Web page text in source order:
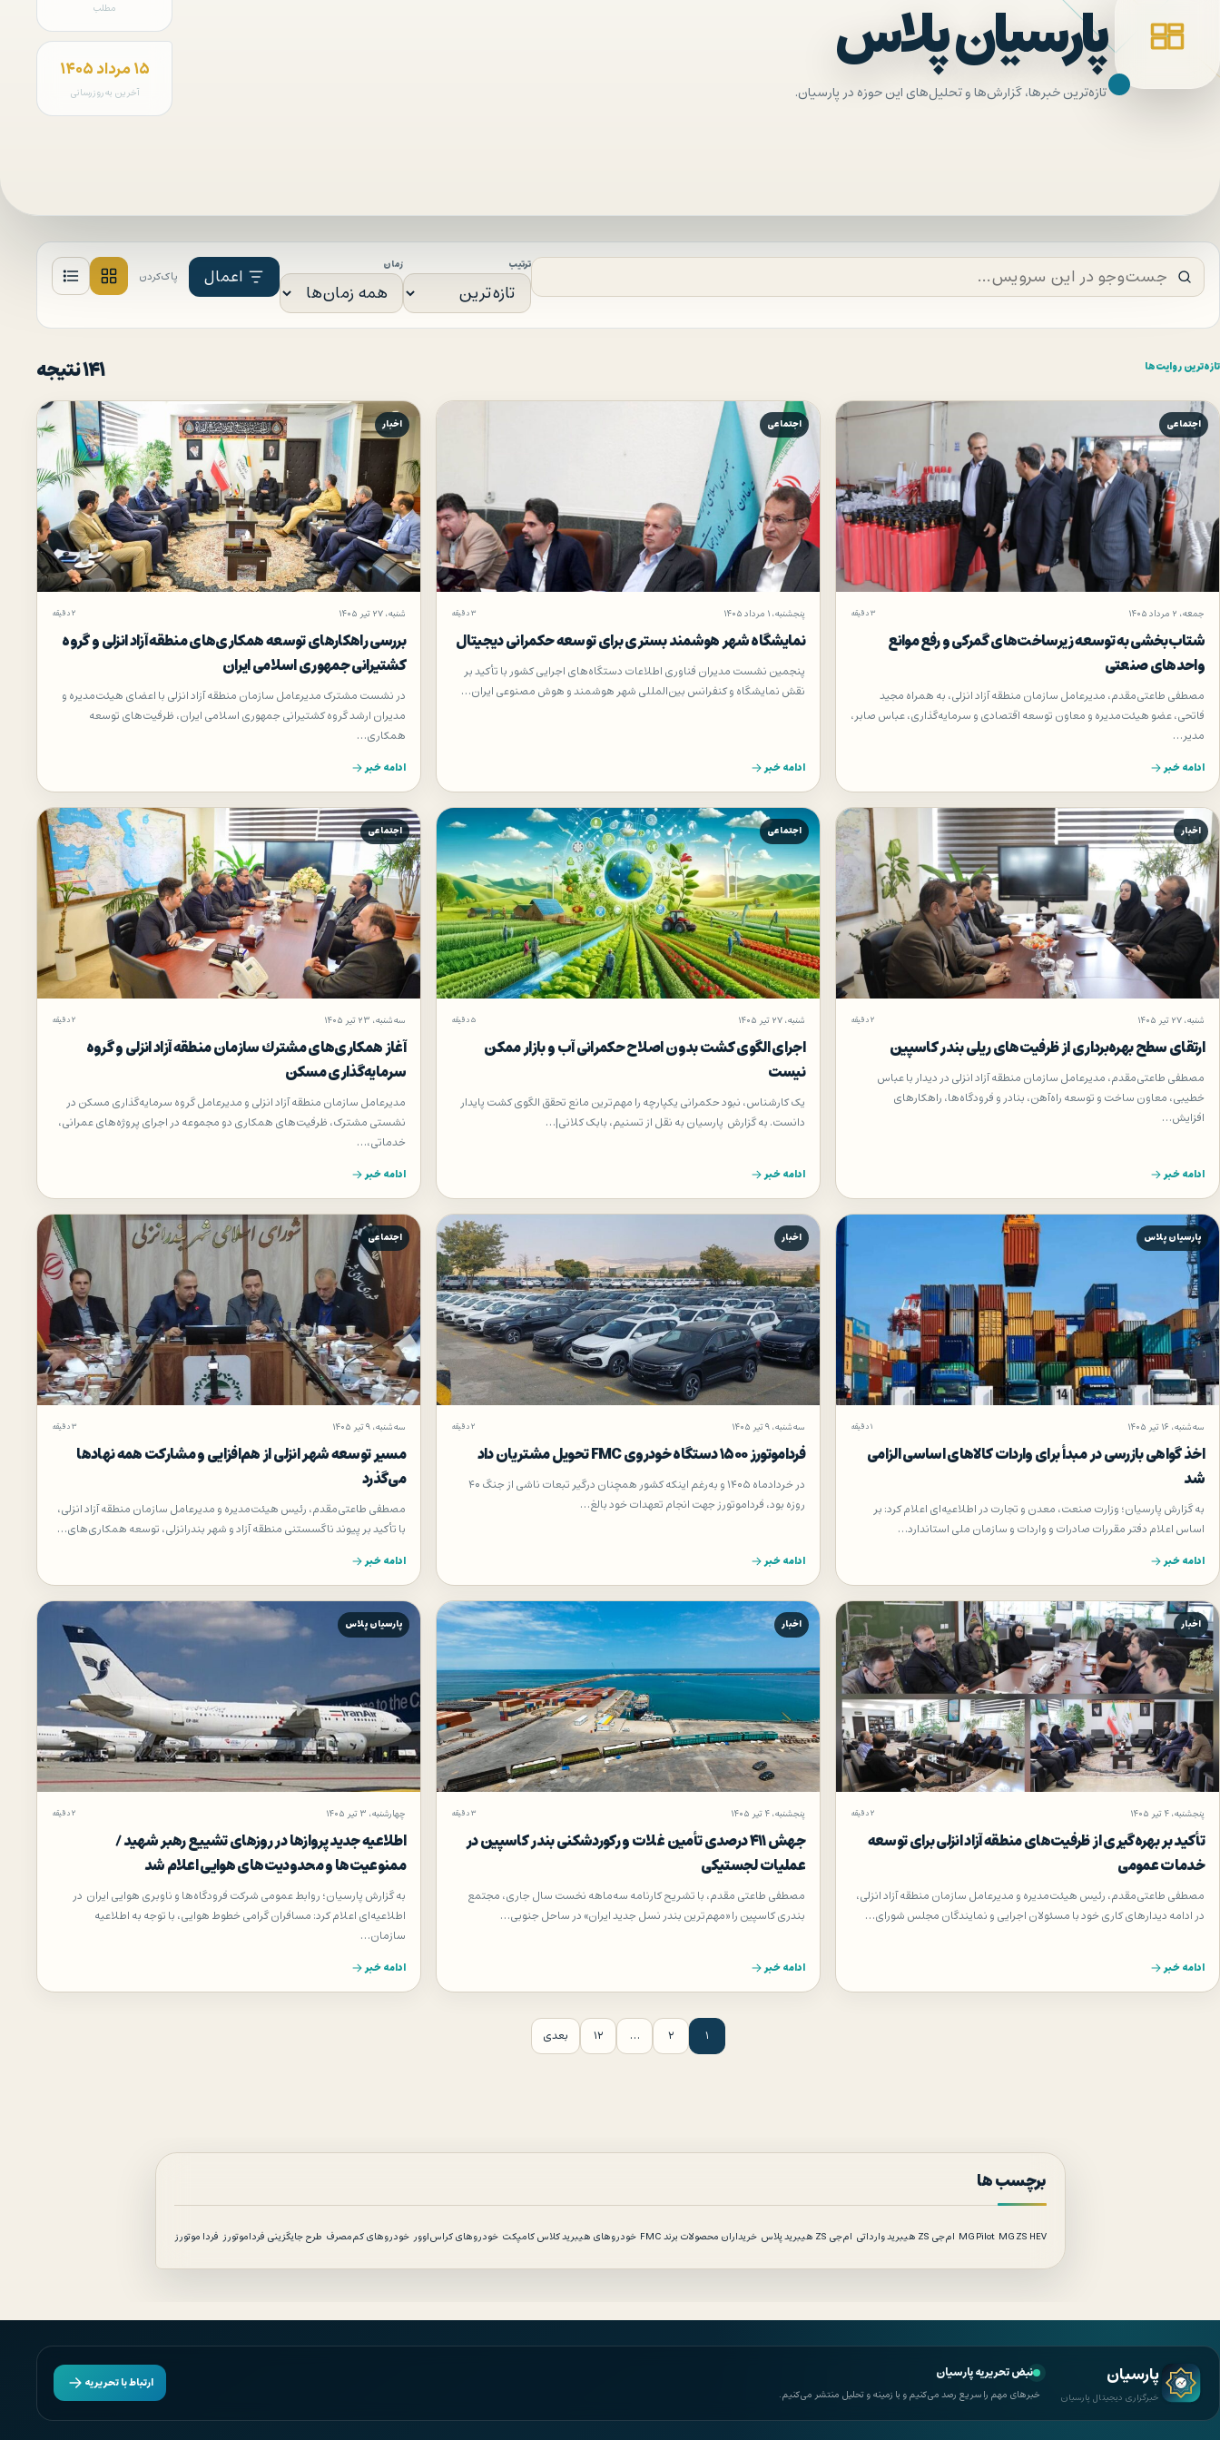
پارسیان پلاس
تازه‌ترین خبرها، گزارش‌ها و تحلیل‌های این حوزه در پارسیان.
مطلب
۱۵ مرداد ۱۴۰۵
آخرین به‌روزرسانی
ترتیب زمان اعمال پاک‌کردن
تازه‌ترین روایت‌ها ۱۴۱ نتیجه
اجتماعی
جمعه، ۲ مرداد ۱۴۰۵ ۳ دقیقه
شتاب‌بخشی به توسعه زیرساخت‌های گمركی و رفع موانع
واحدهای صنعتی
مصطفی طاعتی‌مقدم، مدیرعامل سازمان منطقه آزاد انزلی، به همراه مجید
فاتحی، عضو هیئت‌مدیره و معاون توسعه اقتصادی و سرمایه‌گذاری، عباس صابر،
مدیر…
ادامه خبر
اجتماعی
پنجشنبه، ۱ مرداد ۱۴۰۵ ۳ دقیقه
نمایشگاه شهر هوشمند بستری برای توسعه حکمرانی دیجیتال
پنجمین نشست مدیران فناوری اطلاعات دستگاه‌های اجرایی کشور با تأکید بر
نقش نمایشگاه و کنفرانس بین‌المللی شهر هوشمند و هوش مصنوعی ایران…
ادامه خبر
اخبار
شنبه، ۲۷ تیر ۱۴۰۵ ۲ دقیقه
بررسی راهكارهای توسعه همكاری‌های منطقه آزاد انزلی و گروه
كشتیرانی جمهوری اسلامی ایران
در نشست مشترک مدیرعامل سازمان منطقه آزاد انزلی با اعضای هیئت‌مدیره و
مدیران ارشد گروه کشتیرانی جمهوری اسلامی ایران، ظرفیت‌های توسعه
همکاری…
ادامه خبر
اخبار
شنبه، ۲۷ تیر ۱۴۰۵ ۲ دقیقه
ارتقای سطح بهره‌برداری از ظرفیت‌های ریلی بندر كاسپین
مصطفی طاعتی‌مقدم، مدیرعامل سازمان منطقه آزاد انزلی در دیدار با عباس
خطیبی، معاون ساخت و توسعه راه‌آهن، بنادر و فرودگاه‌ها، راهکارهای
افزایش…
ادامه خبر
اجتماعی
شنبه، ۲۷ تیر ۱۴۰۵ ۵ دقیقه
اجرای الگوی کشت بدون اصلاح حکمرانی آب و بازار ممکن
نیست
یک کارشناس، نبود حکمرانی یکپارچه را مهم‌ترین مانع تحقق الگوی کشت پایدار
دانست. به گزارش پارسیان به نقل از تسنیم، بابک کلانی|…
ادامه خبر
اجتماعی
سه‌شنبه، ۲۳ تیر ۱۴۰۵ ۲ دقیقه
آغاز همكاری‌های مشترك سازمان منطقه آزاد انزلی و گروه
سرمایه‌گذاری مسكن
مدیرعامل سازمان منطقه آزاد انزلی و مدیرعامل گروه سرمایه‌گذاری مسکن در
نشستی مشترک، ظرفیت‌های همکاری دو مجموعه در اجرای پروژه‌های عمرانی،
خدماتی،…
ادامه خبر
پارسیان پلاس
سه‌شنبه، ۱۶ تیر ۱۴۰۵ ۱ دقیقه
اخذ گواهی بازرسی در مبدأ برای واردات کالاهای اساسی الزامی
شد
به گزارش پارسیان؛ وزارت صنعت، معدن و تجارت در اطلاعیه‌ای اعلام کرد: بر
اساس اعلام دفتر مقررات صادرات و واردات و سازمان ملی استاندارد…
ادامه خبر
اخبار
سه‌شنبه، ۹ تیر ۱۴۰۵ ۲ دقیقه
فرداموتورز ۱۵۰۰ دستگاه خودروی FMC تحویل مشتریان داد
در خردادماه ۱۴۰۵ و به‌رغم اینکه کشور همچنان درگیر تبعات ناشی از جنگ ۴۰
روزه بود، فرداموتورز جهت انجام تعهدات خود بالغ…
ادامه خبر
اجتماعی
سه‌شنبه، ۹ تیر ۱۴۰۵ ۳ دقیقه
مسیر توسعه شهر انزلی از هم‌افزایی و مشاركت همه نهادها
می‌گذرد
مصطفی طاعتی‌مقدم، رئیس هیئت‌مدیره و مدیرعامل سازمان منطقه آزاد انزلی،
با تأکید بر پیوند ناگسستنی منطقه آزاد و شهر بندرانزلی، توسعه همکاری‌های…
ادامه خبر
اخبار
پنجشنبه، ۴ تیر ۱۴۰۵ ۲ دقیقه
تأكید بر بهره‌گیری از ظرفیت‌های منطقه آزاد انزلی برای توسعه
خدمات عمومی
مصطفی طاعتی‌مقدم، رئیس هیئت‌مدیره و مدیرعامل سازمان منطقه آزاد انزلی،
در ادامه دیدارهای کاری خود با مسئولان اجرایی و نمایندگان مجلس شورای…
ادامه خبر
اخبار
پنجشنبه، ۴ تیر ۱۴۰۵ ۳ دقیقه
جهش ۴۱۱ درصدی تأمین غلات و ركوردشكنی بندر كاسپین در
عملیات لجستیكی
مصطفی طاعتی مقدم، با تشریح کارنامه سه‌ماهه نخست سال جاری، مجتمع
بندری کاسپین را «مهم‌ترین بندر نسل جدید ایران» در ساحل جنوبی…
ادامه خبر
پارسیان پلاس
چهارشنبه، ۳ تیر ۱۴۰۵ ۲ دقیقه
اطلاعیه جدید پروازها در روزهای تشییع رهبر شهید /
ممنوعیت‌ها و محدودیت‌های هوایی اعلام شد
به گزارش پارسیان؛ روابط عمومی شرکت فرودگاه‌ها و ناوبری هوایی ایران در
اطلاعیه‌ای اعلام کرد: مسافران گرامی خطوط هوایی، با توجه به اطلاعیه
سازمان…
ادامه خبر
۱ ۲ … ۱۲ بعدی
برچسب ها
MG Pilot MG ZS HEV ام‌جی ZS هیبرید وارداتی ام‌جی ZS هیبرید پلاس خریداران محصولات برند FMC خودروهای هیبرید کلاس کامپکت خودروهای کراس‌اوور خودروهای کم‌مصرف طرح جایگزینی فرداموتورز فردا موتورز
پارسیان
خبرگزاری دیجیتال پارسیان
نبض تحریریه پارسیان
خبرهای مهم را سریع رصد می‌کنیم و با زمینه و تحلیل منتشر می‌کنیم.
ارتباط با تحریریه